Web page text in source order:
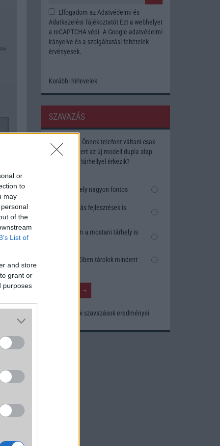
or
to
may
of the
List of
and store
grant or
purposes
Elfogadom az Adatvédelmi és
Adatkezelési TájékoztatótEzt a webhelyet
a reCAPTCHA védi. A Google adatvédelmi
irányelve és a szolgáltatási feltételek
érvényesek.
Korábbi hírlevelek
SZAVAZÁS
Megérné Önnek telefont váltani csak
azért, mert az új modell dupla alap
tárhellyel érkezik?
Igen, a tárhely nagyon fontos
Talán, ha más fejlesztések is
Nem, nekem a mostani tárhely is
Inkább felhőben tárolok mindent
Korábbi szavazások eredményei